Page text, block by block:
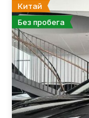
Китай
Без пробега